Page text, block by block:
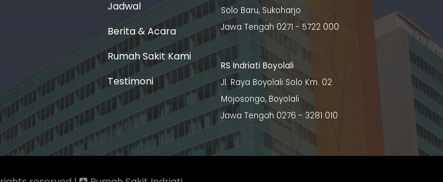
Jadwal
Berita & Acara
Rumah Sakit Kami
Testimoni
Solo Baru, Sukoharjo
Jawa Tengah 0271 - 5722 000
RS Indriati Boyolali
Jl. Raya Boyolali Solo Km. 02
Mojosongo, Boyolali
Jawa Tengah 0276 - 3281 010